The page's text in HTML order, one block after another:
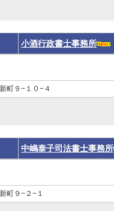
小酒行政書士事務所
町９−１０−４
中嶋泰子司法書士事務所
町９−２−１